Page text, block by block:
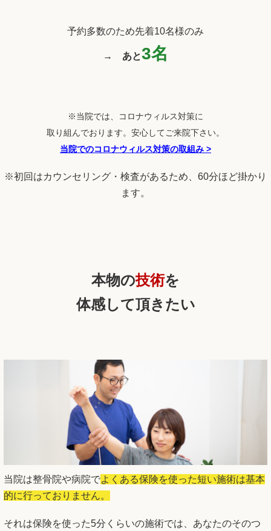
予約多数のため先着10名様のみ
→ あと3名
※当院では、コロナウィルス対策に
取り組んでおります。安心してご来院下さい。
当院でのコロナウィルス対策の取組み >
※初回はカウンセリング・検査があるため、60分ほど掛かり
ます。
本物の技術を
体感して頂きたい
当院は整骨院や病院でよくある保険を使った短い施術は基本
的に行っておりません。
それは保険を使った5分くらいの施術では、あなたのそのつ